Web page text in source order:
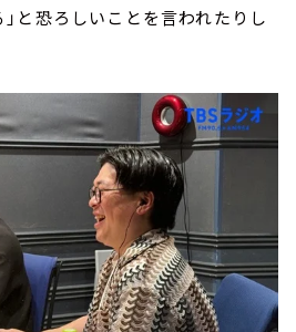
」と恐ろしいことを言われたりし